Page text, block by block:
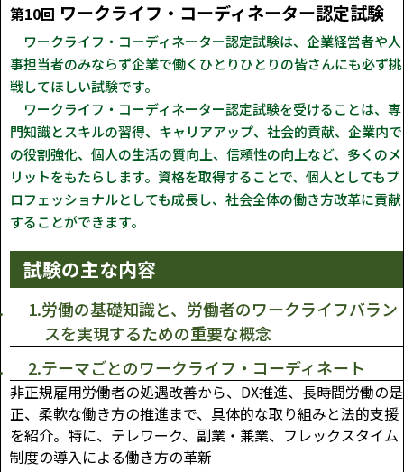
第10回 ワークライフ・コーディネーター認定試験
ワークライフ・コーディネーター認定試験は、企業経営者や人
事担当者のみならず企業で働くひとりひとりの皆さんにも必ず挑
戦してほしい試験です。
ワークライフ・コーディネーター認定試験を受けることは、専
門知識とスキルの習得、キャリアアップ、社会的貢献、企業内で
の役割強化、個人の生活の質向上、信頼性の向上など、多くのメ
リットをもたらします。資格を取得することで、個人としてもプ
ロフェッショナルとしても成長し、社会全体の働き方改革に貢献
することができます。
試験の主な内容
1.労働の基礎知識と、労働者のワークライフバラン
スを実現するための重要な概念
2.テーマごとのワークライフ・コーディネート
非正規雇用労働者の処遇改善から、DX推進、長時間労働の是
正、柔軟な働き方の推進まで、具体的な取り組みと法的支援
を紹介。特に、テレワーク、副業・兼業、フレックスタイム
制度の導入による働き方の革新